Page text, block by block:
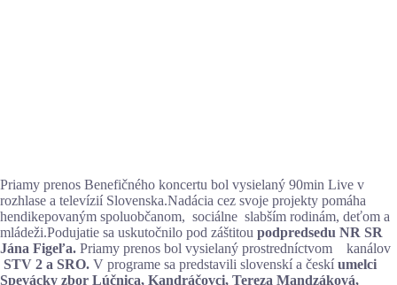
Priamy prenos Benefičného koncertu bol vysielaný 90min Live v
rozhlase a televízií Slovenska.Nadácia cez svoje projekty pomáha
hendikepovaným spoluobčanom, sociálne slabším rodinám, deťom a
mládeži.Podujatie sa uskutočnilo pod záštitou podpredsedu NR SR
Jána Figeľa. Priamy prenos bol vysielaný prostredníctvom kanálov
STV 2 a SRO. V programe sa predstavili slovenskí a českí umelci
Spevácky zbor Lúčnica, Kandráčovci, Tereza Mandzáková,